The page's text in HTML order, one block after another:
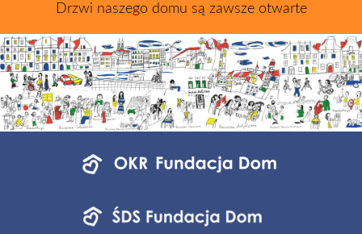
Drzwi naszego domu są zawsze otwarte